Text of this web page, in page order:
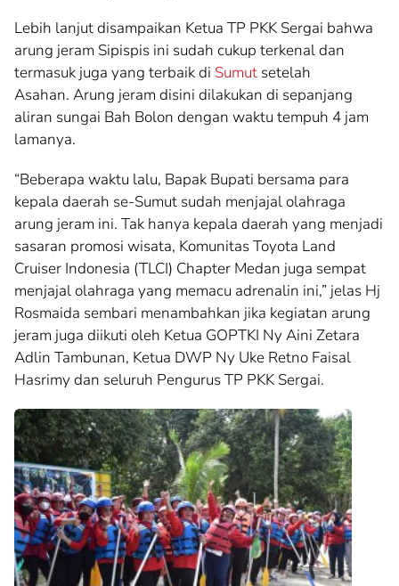
Lebih lanjut disampaikan Ketua TP PKK Sergai bahwa
arung jeram Sipispis ini sudah cukup terkenal dan
termasuk juga yang terbaik di Sumut setelah
Asahan. Arung jeram disini dilakukan di sepanjang
aliran sungai Bah Bolon dengan waktu tempuh 4 jam
lamanya.
“Beberapa waktu lalu, Bapak Bupati bersama para
kepala daerah se-Sumut sudah menjajal olahraga
arung jeram ini. Tak hanya kepala daerah yang menjadi
sasaran promosi wisata, Komunitas Toyota Land
Cruiser Indonesia (TLCI) Chapter Medan juga sempat
menjajal olahraga yang memacu adrenalin ini,” jelas Hj
Rosmaida sembari menambahkan jika kegiatan arung
jeram juga diikuti oleh Ketua GOPTKI Ny Aini Zetara
Adlin Tambunan, Ketua DWP Ny Uke Retno Faisal
Hasrimy dan seluruh Pengurus TP PKK Sergai.